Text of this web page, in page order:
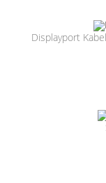
Displayport